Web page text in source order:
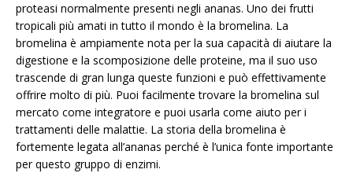
proteasi normalmente presenti negli ananas. Uno dei frutti
tropicali più amati in tutto il mondo è la bromelina. La
bromelina è ampiamente nota per la sua capacità di aiutare la
digestione e la scomposizione delle proteine, ma il suo uso
trascende di gran lunga queste funzioni e può effettivamente
offrire molto di più. Puoi facilmente trovare la bromelina sul
mercato come integratore e puoi usarla come aiuto per i
trattamenti delle malattie. La storia della bromelina è
fortemente legata all’ananas perché è l’unica fonte importante
per questo gruppo di enzimi.